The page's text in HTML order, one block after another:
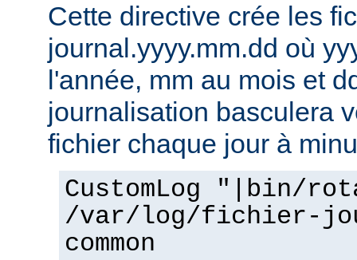
Cette directive crée les
journal.yyyy.mm.dd où
l'année, mm au mois et
journalisation basculera
fichier chaque jour à
CustomLog "|bin/
/var/log/fichier-
common